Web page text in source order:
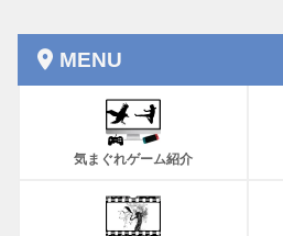
MENU
気まぐれゲーム紹介